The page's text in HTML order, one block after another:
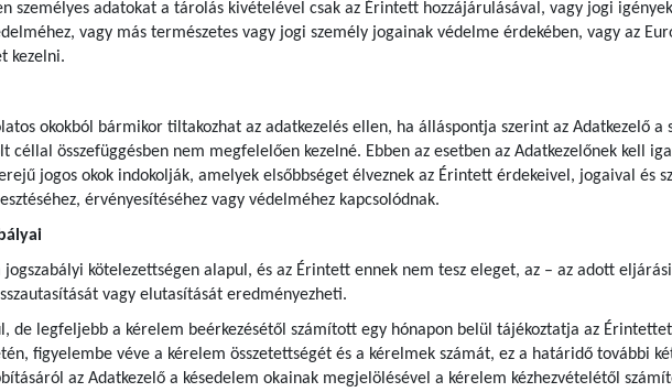
személyes adatokat a tárolás kivételével csak az Érintett hozzájárulásával, vagy jogi igények
vagy más természetes vagy jogi személy jogainak védelme érdekében, vagy az
kezelni.
okokból bármikor tiltakozhat az adatkezelés ellen, ha álláspontja szerint az Adatkezelő a
összefüggésben nem megfelelően kezelné. Ebben az esetben az Adatkezelőnek kell
jogos okok indokolják, amelyek elsőbbséget élveznek az Érintett érdekeivel, jogaival és
érvényesítéséhez vagy védelméhez kapcsolódnak.
kötelezettségen alapul, és az Érintett ennek nem tesz eleget, az – az adott
vagy elutasítását eredményezheti.
de legfeljebb a kérelem beérkezésétől számított egy hónapon belül tájékoztatja az
figyelembe véve a kérelem összetettségét és a kérelmek számát, ez a határidő további
az Adatkezelő a késedelem okainak megjelölésével a kérelem kézhezvételétől